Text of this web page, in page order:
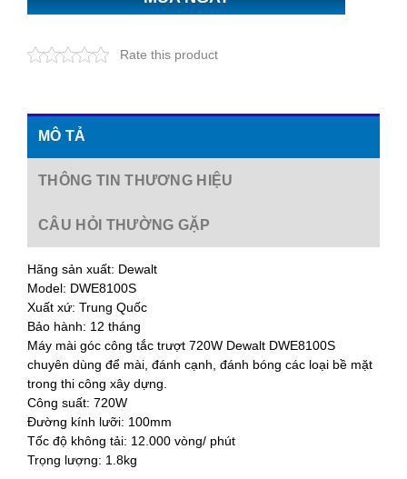
Rate this product
MÔ TẢ
THÔNG TIN THƯƠNG HIỆU
CÂU HỎI THƯỜNG GẶP
Hãng sản xuất: Dewalt
Model: DWE8100S
Xuất xứ: Trung Quốc
Bảo hành: 12 tháng
Máy mài góc công tắc trượt 720W Dewalt DWE8100S
chuyên dùng để mài, đánh cạnh, đánh bóng các loại bề mặt
trong thi công xây dựng.
Công suất: 720W
Đường kính lưỡi: 100mm
Tốc độ không tải: 12.000 vòng/ phút
Trọng lượng: 1.8kg